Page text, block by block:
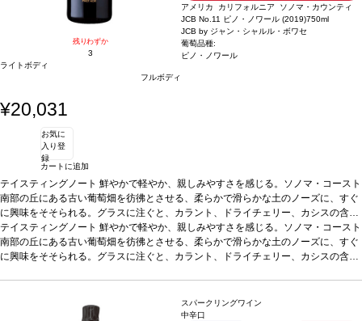
残りわずか
3
ライトボディ
フルボディ
アメリカ カリフォルニア ソノマ・カウンティ
JCB No.11 ピノ・ノワール (2019)750ml
JCB by ジャン・シャルル・ボワセ
葡萄品種:
ピノ・ノワール
¥20,031
お気に
入り登
録
カートに追加
テイスティングノート 鮮やかで軽やか、親しみやすさを感じる。ソノマ・コースト
南部の丘にある古い葡萄畑を彷彿とさせる、柔らかで滑らかな土のノーズに、すぐ
に興味をそそられる。グラスに注ぐと、カラント、ドライチェリー、カシスの含み
が立ち上る。オールドワールドスタイルのピノ・ノワールを飲み始めると、カシ
ス、ピリッとしたドライクランベリー、そしてドライチェリーが続き、誘惑され
る。ストラクチャーは、口中を覆うようなミッドパレットを持ち、余韻のあるドラ
テイスティングノート 鮮やかで軽やか、親しみやすさを感じる。ソノマ・コースト
南部の丘にある古い葡萄畑を彷彿とさせる、柔らかで滑らかな土のノーズに、すぐ
に興味をそそられる。グラスに注ぐと、カラント、ドライチェリー、カシスの含み
る。ストラクチャーは、口中を覆うようなミッドパレットを持ち、余韻のあるドラ
イな後味は、素晴らしい熟成のポテンシャルを暗示している。数年の熟成で、どの
スパークリングワイン
中辛口